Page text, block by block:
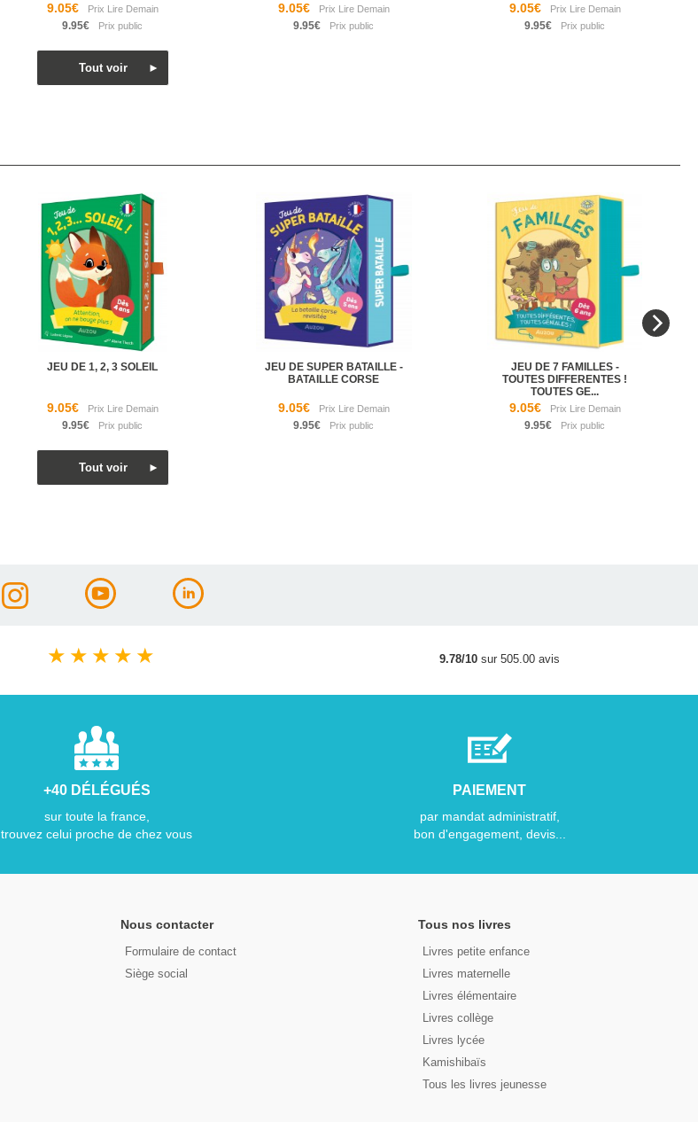
9.05€
9.95€
9.05€
9.95€
9.05€
9.95€
JEU DE 1, 2, 3 SOLEIL
9.05€
9.95€
JEU DE SUPER BATAILLE -
BATAILLE CORSE
9.05€
9.95€
JEU DE 7 FAMILLES -
TOUTES DIFFERENTES !
TOUTES GE...
9.05€
9.95€
★ ★ ★ ★ ★ 9.78/10sur 505.00 avis
+40 DÉLÉGUÉS
sur toute la france,
trouvez celui proche de chez vous
PAIEMENT
par mandat administratif,
bon d'engagement, devis...
Nous contacter
Formulaire de contact
Siège social
Tous nos livres
Livres petite enfance
Livres maternelle
Livres élémentaire
Livres collège
Livres lycée
Kamishibaïs
Tous les livres jeunesse